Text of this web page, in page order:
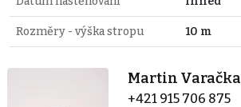
Rozměry - výška stropu 10 m
Martin Varačka
+421 915 706 875